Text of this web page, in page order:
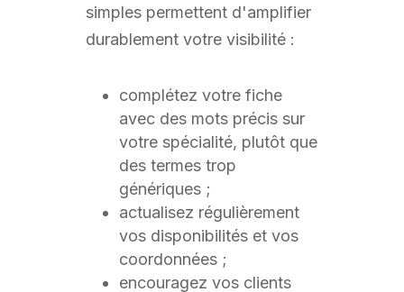
simples permettent d'amplifier
durablement votre visibilité :
complétez votre fiche
avec des mots précis sur
votre spécialité, plutôt que
des termes trop
génériques ;
actualisez régulièrement
vos disponibilités et vos
coordonnées ;
encouragez vos clients